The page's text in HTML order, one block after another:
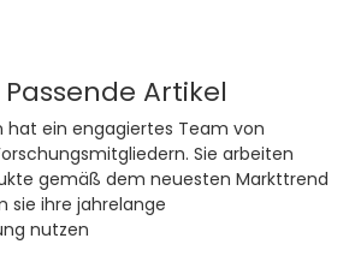
Artikel
hat ein engagiertes Team von
Sie arbeiten
gemäß dem neuesten Markttrend
sie ihre jahrelange
nutzen